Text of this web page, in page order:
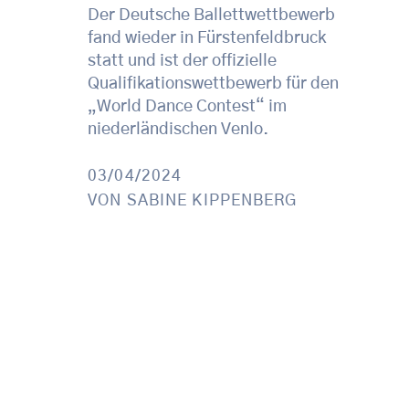
Der Deutsche Ballettwettbewerb
fand wieder in Fürstenfeldbruck
statt und ist der offizielle
Qualifikationswettbewerb für den
„World Dance Contest“ im
niederländischen Venlo.
03/04/2024
VON SABINE KIPPENBERG